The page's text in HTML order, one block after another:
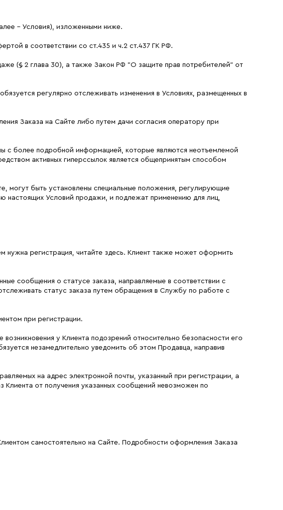
- Условия), изложенными ниже.
в соответствии со ст.435 и ч.2 ст.437 ГК РФ.
(§ 2 глава 30), а также Закон РФ "О защите прав потребителей" от
регулярно отслеживать изменения в Условиях, размещенных в
Заказа на Сайте либо путем дачи согласия оператору при
с более подробной информацией, которые являются неотъемлемой
активных гиперссылок является общепринятым способом
могут быть установлены специальные положения, регулирующие
настоящих Условий продажи, и подлежат применению для лиц,
нужна регистрация, читайте здесь. Клиент также может оформить
сообщения о статусе заказа, направляемые в соответствии с
статус заказа путем обращения в Службу по работе с
при регистрации.
у Клиента подозрений относительно безопасности его
незамедлительно уведомить об этом Продавца, направив
на адрес электронной почты, указанный при регистрации, а
от получения указанных сообщений невозможен по
самостоятельно на Сайте. Подробности оформления Заказа